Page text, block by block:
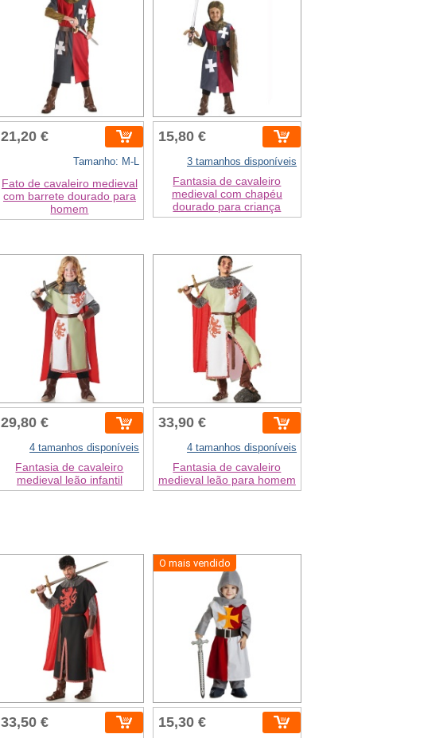
21,20 €
Tamanho: M-L
Fato de cavaleiro medieval
com barrete dourado para
homem
15,80 €
3 tamanhos disponíveis
Fantasia de cavaleiro
medieval com chapéu
dourado para criança
29,80 €
4 tamanhos disponíveis
Fantasia de cavaleiro
medieval leão infantil
33,90 €
4 tamanhos disponíveis
Fantasia de cavaleiro
medieval leão para homem
33,50 €
O mais vendido
15,30 €